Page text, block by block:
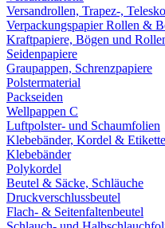
Versandrollen, Trapez-,
Verpackungspapier Rollen &
Kraftpapiere, Bögen und
Seidenpapiere
Graupappen, Schrenzpapiere
Polstermaterial
Packseiden
Wellpappen C
Luftpolster- und Schaumfolien
Klebebänder, Kordel &
Klebebänder
Polykordel
Beutel & Säcke, Schläuche
Druckverschlussbeutel
Flach- & Seitenfaltenbeutel